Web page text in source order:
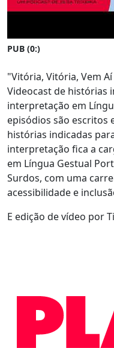
PUB (0:)
"Vitória, Vitória, Vem
Videocast de histórias
interpretação em
episódios são escritos
histórias indicadas
interpretação fica a
em Língua Gestual
Surdos, com uma
acessibilidade e
E edição de vídeo por